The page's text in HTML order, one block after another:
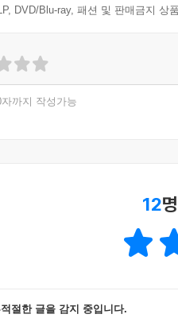
DVD/Blu-ray, 패션 및 판매금지 상
까지 작성가능
12
절한 글을 감지 중입니다.